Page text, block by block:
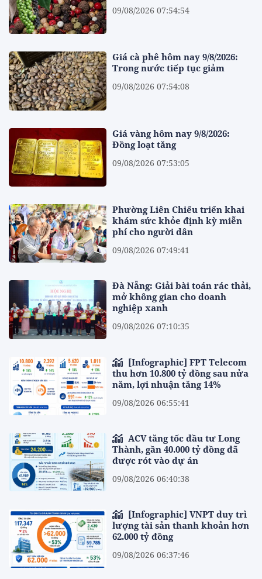
09/08/2026 07:54:54
Giá cà phê hôm nay 9/8/2026:
Trong nước tiếp tục giảm
09/08/2026 07:54:08
Giá vàng hôm nay 9/8/2026:
Đồng loạt tăng
09/08/2026 07:53:05
Phường Liên Chiểu triển khai
khám sức khỏe định kỳ miễn
phí cho người dân
09/08/2026 07:49:41
Đà Nẵng: Giải bài toán rác thải,
mở không gian cho doanh
nghiệp xanh
09/08/2026 07:10:35
thu hơn 10.800 tỷ đồng sau nửa
năm, lợi nhuận tăng 14%
09/08/2026 06:55:41
Thành, gần 40.000 tỷ đồng đã
được rót vào dự án
09/08/2026 06:40:38
lượng tài sản thanh khoản hơn
62.000 tỷ đồng
09/08/2026 06:37:46